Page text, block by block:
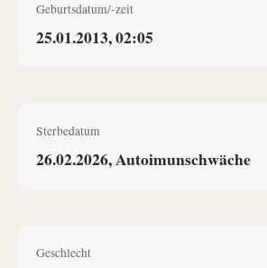
Geburtsdatum/-zeit
25.01.2013, 02:05
Sterbedatum
26.02.2026, Autoimunschwäche
Geschlecht